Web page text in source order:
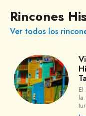
Rincones
Ver todos los
la